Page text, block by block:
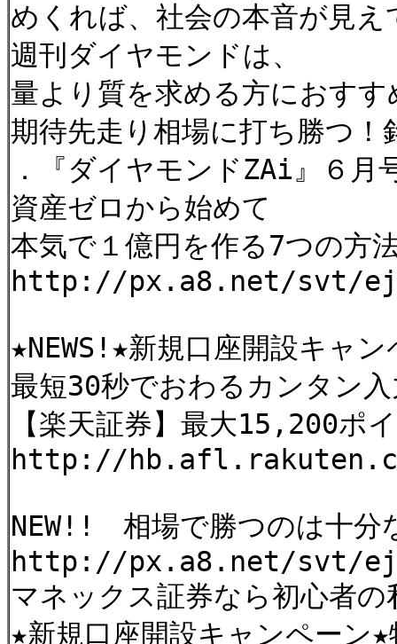
めくれば、社会の本音が見え
週刊ダイヤモンドは、
量より質を求める方におす
期待先走り相場に打ち勝つ！
．『ダイヤモンドZAi』６月
資産ゼロから始めて
本気で１億円を作る7つの方
http://px.a8.net/svt/
★NEWS!★新規口座開設キャ
最短30秒でおわるカンタン
【楽天証券】最大15,200ポ
http://
NEW!! 相場で勝つのは十分
http://px.a8.net/svt/
マネックス証券なら初心者
★新規口座開設キャンペーン